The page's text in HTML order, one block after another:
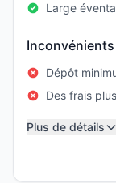
Large
Inconvénients
Dépôt
Des frais
Plus de détails